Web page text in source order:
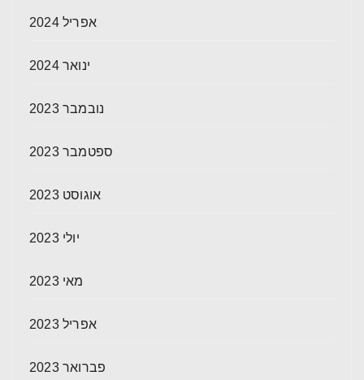
אפריל 2024
ינואר 2024
נובמבר 2023
ספטמבר 2023
אוגוסט 2023
יולי 2023
מאי 2023
אפריל 2023
פברואר 2023